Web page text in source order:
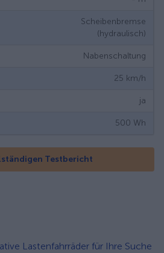
Scheibenbremse
(hydraulisch)
Nabenschaltung
25 km/h
ja
500 Wh
Testbericht
Lastenfahrräder für Ihre Suche